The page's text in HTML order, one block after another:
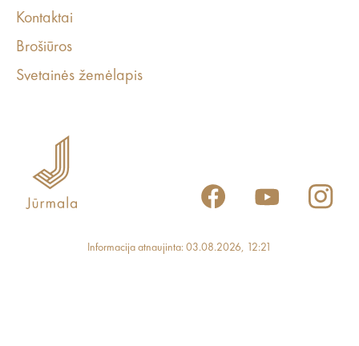
Kontaktai
Brošiūros
Svetainės žemėlapis
Informacija atnaujinta: 03.08.2026, 12:21